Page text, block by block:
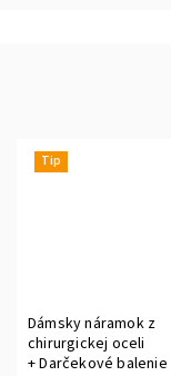
Tip
Dámsky náramok z
chirurgickej oceli
+ Darčekové balenie